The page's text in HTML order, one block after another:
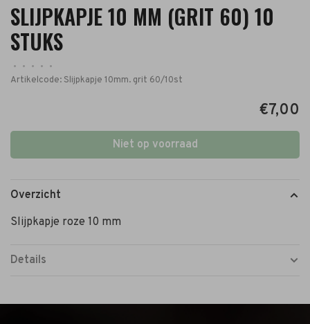
SLIJPKAPJE 10 MM (GRIT 60) 10
STUKS
• • • •
•
Artikelcode: Slijpkapje 10mm. grit 60/10st
€7,00
Niet op voorraad
Overzicht
Slijpkapje roze 10 mm
Details